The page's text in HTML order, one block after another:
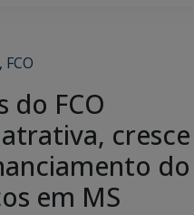
, FCO
do FCO
cresce
do
em MS